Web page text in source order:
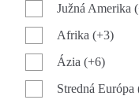
Južná Amerika
Afrika (+3)
Ázia (+6)
Stredná Európa